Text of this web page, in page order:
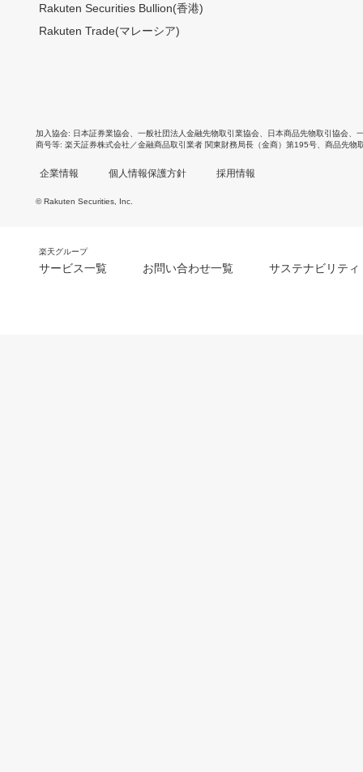
Rakuten Securities Bullion(香港)
Rakuten Trade(マレーシア)
加入協会 日本証券業協会 一般社団法人金融先物取引業協会 日本商品先物取引協会
商号等 楽天証券株式会社／金融商品取引業者 関東財務局長（金商）第195号、商品先物
企業情報 個人情報保護方針 採用情報
© Rakuten Securities, Inc.
楽天グループ
サービス一覧 お問い合わせ一覧 サステナビリティ